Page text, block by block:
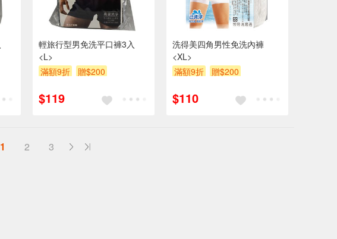
輕旅行型男免洗平口褲3入
<L>
滿額9折
贈$200
$119
洗得美四角男性免洗內褲
<XL>
滿額9折
贈$200
$110
1 2 3